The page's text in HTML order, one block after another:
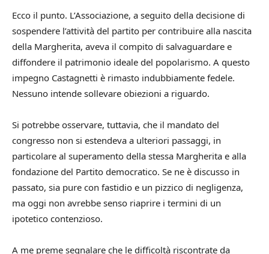
Ecco il punto. L’Associazione, a seguito della decisione di
sospendere l’attività del partito per contribuire alla nascita
della Margherita, aveva il compito di salvaguardare e
diffondere il patrimonio ideale del popolarismo. A questo
impegno Castagnetti è rimasto indubbiamente fedele.
Nessuno intende sollevare obiezioni a riguardo.
Si potrebbe osservare, tuttavia, che il mandato del
congresso non si estendeva a ulteriori passaggi, in
particolare al superamento della stessa Margherita e alla
fondazione del Partito democratico. Se ne è discusso in
passato, sia pure con fastidio e un pizzico di negligenza,
ma oggi non avrebbe senso riaprire i termini di un
ipotetico contenzioso.
A me preme segnalare che le difficoltà riscontrate da